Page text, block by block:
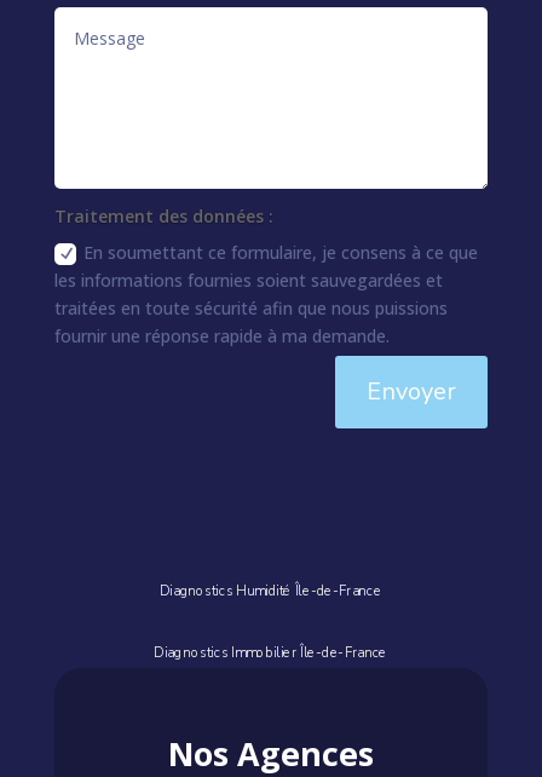
Traitement des données :
En soumettant ce formulaire, je consens à ce que
les informations fournies soient sauvegardées et
traitées en toute sécurité afin que nous puissions
fournir une réponse rapide à ma demande.
Envoyer
Diagnostics Humidité Île-de-France
Diagnostics Immobilier Île-de-France
Nos Agences